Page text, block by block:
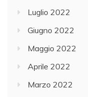
Luglio 2022
Giugno 2022
Maggio 2022
Aprile 2022
Marzo 2022